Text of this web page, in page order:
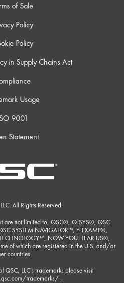
of Sale
Policy
Policy
in Supply Chains Act
Usage
9001
Statement
All Rights Reserved.
are not limited to, QSC®, Q-SYS®, QSC
SYSTEM NAVIGATOR™, FLEXAMP®,
TECHNOLOGY™, NOW YOU HEAR US®,
of which are registered in the U.S. and/or
countries.
QSC, LLC's trademarks please visit
trademarks/ .